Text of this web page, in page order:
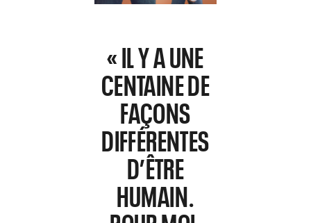
« IL Y A UNE
CENTAINE DE
FAÇONS
DIFFÉRENTES
D’ÊTRE
HUMAIN.